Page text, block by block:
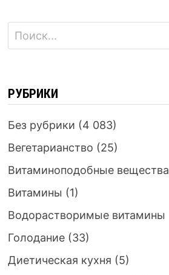
Найти:
РУБРИКИ
Без рубрики (4 083)
Вегетарианство (25)
Витаминоподобные вещества
Витамины (1)
Водорастворимые витамины
Голодание(33)
Диетическая кухня (5)